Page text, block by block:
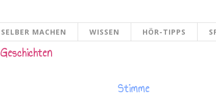
SELBER MACHEN WISSEN HÖR-TIPPS
Geschichten
Stimme